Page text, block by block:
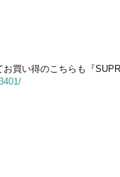
お買い得のこちらも『